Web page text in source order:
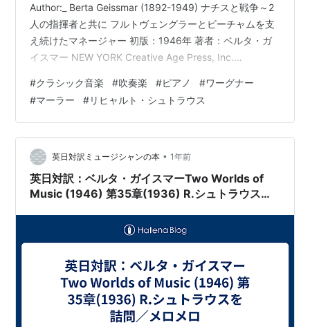
Author:_ Berta Geissmar (1892-1949) ナチスと戦争～2
人の指揮者と共に フルトヴェングラーとビーチャムを支
え続けたマネージャー 初版：1946年 著者：ベルタ・ガ
イスマー NEW YORK Creative Age Press, Inc.
https://www.fadedpage.com/showbook.php?
pid=20210405 本拙訳の原本はこちらからどうぞ
CHAPTER F…
#クラシック音楽 #吹奏楽 #ピアノ #ワーグナー
#マーラー #リヒャルト・シュトラウス
英日対訳ミュージシャンの本 • 1年前
英日対訳：ベルタ・ガイスマーTwo Worlds of
Music (1946) 第35章(1936) R.シュトラウスを